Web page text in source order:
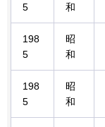
5
和
198
5
昭
和
198
5
昭
和